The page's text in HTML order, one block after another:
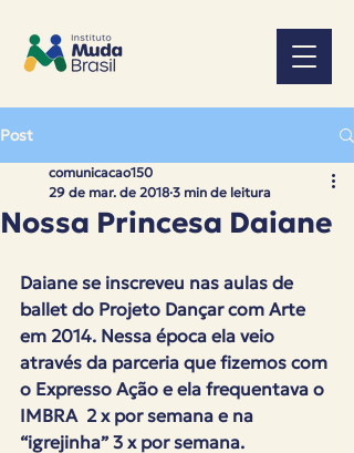
Post
Nossa Princesa Daiane
comunicacao150
29 de mar. de 2018 3 min de leitura
Daiane se inscreveu nas aulas de
ballet do Projeto Dançar com Arte
em 2014. Nessa época ela veio
através da parceria que fizemos com
o Expresso Ação e ela frequentava o
IMBRA  2 x por semana e na
“igrejinha” 3 x por semana.